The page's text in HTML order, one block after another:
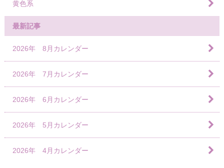
黄色系
最新記事
2026年 8月カレンダー
2026年 7月カレンダー
2026年 6月カレンダー
2026年 5月カレンダー
2026年 4月カレンダー